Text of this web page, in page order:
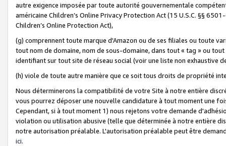
autre exigence imposée par toute autorité gouvernementale
américaine Children’s Online Privacy Protection Act (15 U.S.C. §§
Children’s Online Protection Act),
(g) comprennent toute marque d'Amazon ou de ses filiales ou toute
tout nom de domaine, nom de sous-domaine, dans tout « tag » ou
identifiant sur tout site de réseau social (voir une liste non exhaustive
(h) viole de toute autre manière que ce soit tous droits de propriété
Nous déterminerons la compatibilité de votre Site à notre entière
vous pourrez déposer une nouvelle candidature à tout moment une
Cependant, si à tout moment 1) nous rejetons votre demande
violation ou utilisation abusive (telle que déterminée à notre entière
notre autorisation préalable. L'autorisation préalable peut être
ici.